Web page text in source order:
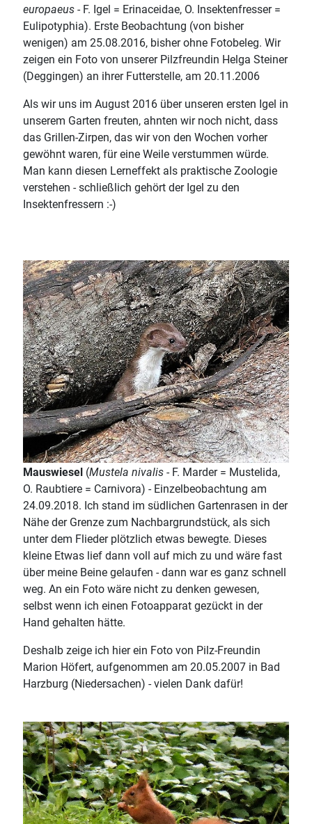
europaeus - F. Igel = Erinaceidae, O. Insektenfresser =
Eulipotyphia). Erste Beobachtung (von bisher
wenigen) am 25.08.2016, bisher ohne Fotobeleg. Wir
zeigen ein Foto von unserer Pilzfreundin Helga Steiner
(Deggingen) an ihrer Futterstelle, am 20.11.2006
Als wir uns im August 2016 über unseren ersten Igel in
unserem Garten freuten, ahnten wir noch nicht, dass
das Grillen-Zirpen, das wir von den Wochen vorher
gewöhnt waren, für eine Weile verstummen würde.
Man kann diesen Lerneffekt als praktische Zoologie
verstehen - schließlich gehört der Igel zu den
Insektenfressern :-)
Mauswiesel (Mustela nivalis - F. Marder = Mustelida,
O. Raubtiere = Carnivora) - Einzelbeobachtung am
24.09.2018. Ich stand im südlichen Gartenrasen in der
Nähe der Grenze zum Nachbargrundstück, als sich
unter dem Flieder plötzlich etwas bewegte. Dieses
kleine Etwas lief dann voll auf mich zu und wäre fast
über meine Beine gelaufen - dann war es ganz schnell
weg. An ein Foto wäre nicht zu denken gewesen,
selbst wenn ich einen Fotoapparat gezückt in der
Hand gehalten hätte.
Deshalb zeige ich hier ein Foto von Pilz-Freundin
Marion Höfert, aufgenommen am 20.05.2007 in Bad
Harzburg (Niedersachen) - vielen Dank dafür!